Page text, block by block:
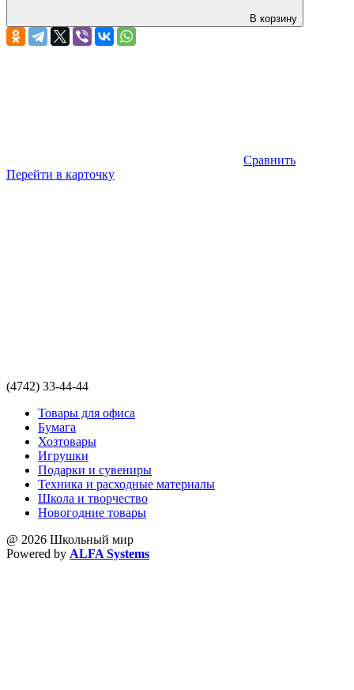
В корзину
Сравнить
Перейти в карточку
(4742) 33-44-44
Товары для офиса
Бумага
Хозтовары
Игрушки
Подарки и сувениры
Техника и расходные материалы
Школа и творчество
Новогодние товары
@ 2026 Школьный мир
Powered by ALFA Systems